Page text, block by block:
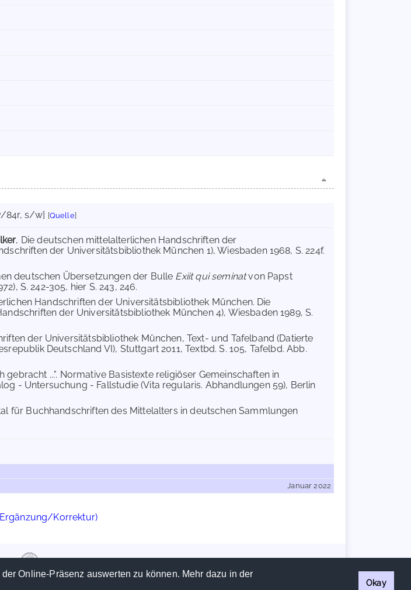
Online-Präsenz auswerten zu können. Mehr dazu in der
Okay
84r, s/w] [Quelle]
, Die deutschen mittelalterlichen Handschriften der
der Universitätsbibliothek München 1), Wiesbaden 1968, S. 224f.
deutschen Übersetzungen der Bulle Exiit qui seminatvon Papst
S. 242-305, hier S. 243, 246.
Handschriften der Universitätsbibliothek München. Die
der Universitätsbibliothek München 4), Wiesbaden 1989, S.
der Universitätsbibliothek München, Text- und Tafelband (Datierte
Deutschland VI), Stuttgart 2011, Textbd. S. 105, Tafelbd. Abb.
gebracht ...". Normative Basistexte religiöser Gemeinschaften in
- Untersuchung - Fallstudie (Vita regularis. Abhandlungen 59), Berlin
für Buchhandschriften des Mittelalters in deutschen Sammlungen
Januar 2022
Korrektur)